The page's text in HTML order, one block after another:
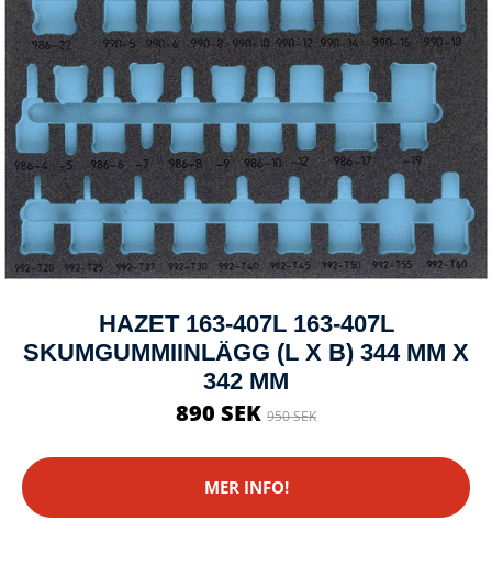
HAZET 163-407L 163-407L
SKUMGUMMIINLÄGG (L X B) 344 MM X
342 MM
890 SEK 950 SEK
MER INFO!